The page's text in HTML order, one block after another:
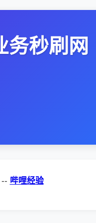
务秒刷网
-- 哔哩经验